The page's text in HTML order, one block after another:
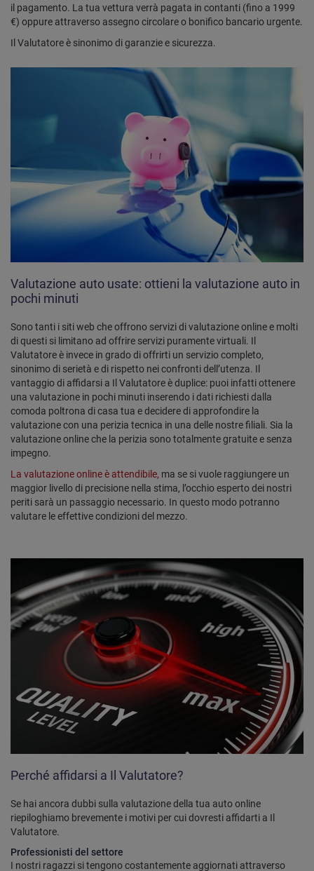
il pagamento. La tua vettura verrà pagata in contanti (fino a 1999
€) oppure attraverso assegno circolare o bonifico bancario urgente.
Il Valutatore è sinonimo di garanzie e sicurezza.
Valutazione auto usate: ottieni la valutazione auto in
pochi minuti
Sono tanti i siti web che offrono servizi di valutazione online e molti
di questi si limitano ad offrire servizi puramente virtuali. Il
Valutatore è invece in grado di offrirti un servizio completo,
sinonimo di serietà e di rispetto nei confronti dell’utenza. Il
vantaggio di affidarsi a Il Valutatore è duplice: puoi infatti ottenere
una valutazione in pochi minuti inserendo i dati richiesti dalla
comoda poltrona di casa tua e decidere di approfondire la
valutazione con una perizia tecnica in una delle nostre filiali. Sia la
valutazione online che la perizia sono totalmente gratuite e senza
impegno.
La valutazione online è attendibile, ma se si vuole raggiungere un
maggior livello di precisione nella stima, l’occhio esperto dei nostri
periti sarà un passaggio necessario. In questo modo potranno
valutare le effettive condizioni del mezzo.
Perché affidarsi a Il Valutatore?
Se hai ancora dubbi sulla valutazione della tua auto online
riepiloghiamo brevemente i motivi per cui dovresti affidarti a Il
Valutatore.
Professionisti del settore
I nostri ragazzi si tengono costantemente aggiornati attraverso